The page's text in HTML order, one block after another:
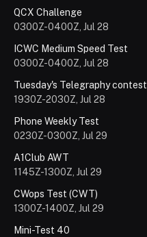
QCX Challenge
0300Z-0400Z, Jul 28
ICWC Medium Speed Test
0300Z-0400Z, Jul 28
Tuesday's Telegraphy contest
1930Z-2030Z, Jul 28
Phone Weekly Test
0230Z-0300Z, Jul 29
A1Club AWT
1145Z-1300Z, Jul 29
CWops Test (CWT)
1300Z-1400Z, Jul 29
Mini-Test 40